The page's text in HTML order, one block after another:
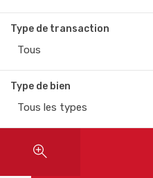
Type de transaction
Tous
Type de bien
Tous les types